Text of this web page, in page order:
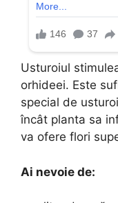
Usturoiul
orhideei. Este
special de
încât planta sa
va ofere flori
Ai nevoie de: